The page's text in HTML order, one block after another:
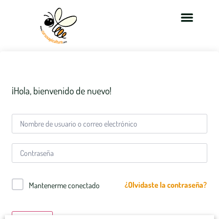
¡Hola, bienvenido de nuevo!
Mantenerme conectado ¿Olvidaste la contraseña?